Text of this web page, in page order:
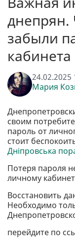
днепрян.
забыли
кабинета
24.02.2025
Мария
своим
пароль от
стоит
Дніпровська
Потеря пароля
личному
Восстановить
Необходимо
перейдите по